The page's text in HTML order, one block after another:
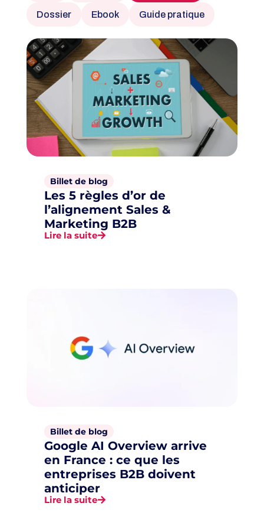
Dossier Ebook Guide pratique
Billet de blog
Les 5 règles d’or de
l’alignement Sales &
Marketing B2B
Lire la suite
Billet de blog
Google AI Overview arrive
en France : ce que les
entreprises B2B doivent
anticiper
Lire la suite